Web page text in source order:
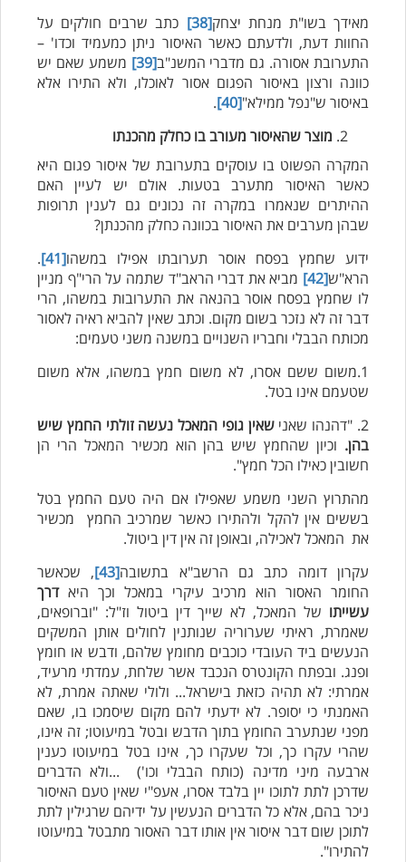
מאידך בשו"ת מנחת יצחק[38]
כתב שרבים חולקים על
החוות דעת, ולדעתם כאשר האיסור ניתן כמעמיד וכדו' –
התערובת אסורה. גם מדברי המשנ"ב[39]
משמע שאם יש
כוונה ורצון באיסור הפגום אסור לאוכלו, ולא התירו אלא
באיסור ש"נפל ממילא"[40]
.
מוצר שהאיסור מעורב בו כחלק מהכנתו
המקרה הפשוט בו עוסקים בתערובת של איסור פגום היא
כאשר האיסור מתערב בטעות. אולם יש לעיין האם
ההיתרים שנאמרו במקרה זה נכונים גם לענין תרופות
שבהן מערבים את האיסור בכוונה כחלק מהכנתן?
ידוע שחמץ בפסח אוסר תערובתו אפילו במשהו[41]
.
הרא"ש[42]
מביא את דברי הראב"ד שתמה על הרי"ף מניין
לו שחמץ בפסח אוסר בהנאה את התערובות במשהו, הרי
דבר זה לא נזכר בשום מקום. וכתב שאין להביא ראיה לאסור
מכותח הבבלי וחבריו השנויים במשנה משני טעמים:
1.משום ששם אסרו, לא משום חמץ במשהו, אלא משום
שטעמם אינו בטל.
2. "דהנהו שאני
שאין גופי המאכל נעשה זולתי החמץ שיש
בהן. וכיון שהחמץ שיש בהן הוא מכשיר המאכל הרי הן
חשובין כאילו הכל חמץ".
מהתרוץ השני משמע שאפילו אם היה טעם החמץ בטל
בששים אין להקל ולהתירו כאשר שמרכיב החמץ מכשיר
את המאכל לאכילה, ובאופן זה אין דין ביטול.
עקרון דומה כתב גם הרשב"א בתשובה[43]
, שכאשר
החומר האסור הוא מרכיב עיקרי במאכל וכך היאדרך
עשייתו של המאכל, לא שייך דין ביטול וז"ל: "וברופאים,
שאמרת, ראיתי שערוריה שנותנין לחולים אותן המשקים
הנעשים ביד העובדי כוכבים מחומץ שלהם, ודבש או חומץ
ופנג. ובפתח הקונטרס הנכבד אשר שלחת, עמדתי מרעיד,
אמרתי: לא תהיה כזאת בישראל... ולולי שאתה אמרת, לא
האמנתי כי יסופר. לא ידעתי להם מקום שיסמכו בו, שאם
מפני שנתערב החומץ בתוך הדבש ובטל במיעוטו; זה אינו,
שהרי עקרו כך, וכל שעקרו כך, אינו בטל במיעוטו כענין
ארבעה מיני מדינה (כותח הבבלי וכו') ...ולא הדברים
שדרכן לתת לתוכו יין בלבד אסרו, אעפ"י שאין טעם האיסור
ניכר בהם, אלא כל הדברים הנעשין על ידיהם שרגילין לתת
לתוכן שום דבר איסור אין אותו דבר האסור מתבטל במיעוטו
להתירו".